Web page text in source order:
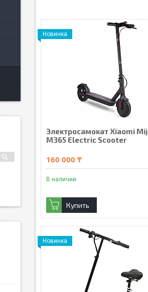
Новинка
Электросамокат Xiaomi
M365 Electric Scooter
160 000 ₸
В наличии
Купить
Новинка